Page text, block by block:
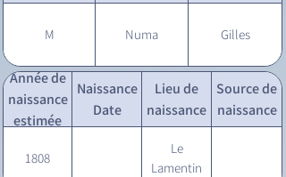
M Numa Gilles
Année de
naissance
estimée
Naissance
Date
Lieu de
naissance
Source de
naissance
1808
Le
Lamentin